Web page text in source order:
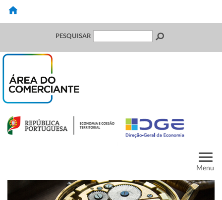
PESQUISAR
Menu